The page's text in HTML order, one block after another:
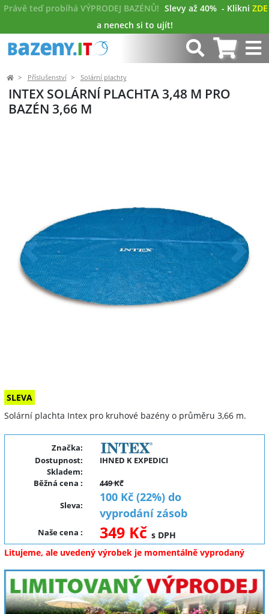
Právě teď probíhá VÝPRODEJ BAZÉNŮ! Slevy až 40% - Klikni ZDE
a nenech si to ujít!
Příslušenství Solární plachty
INTEX SOLÁRNÍ PLACHTA 3,48 M PRO
BAZÉN 3,66 M
Předchozí Další
SLEVA
Solární plachta Intex pro kruhové bazény o průměru 3,66 m.
Značka:
Dostupnost:
IHNED K EXPEDICI
Skladem:
Běžná cena : 449 Kč
Sleva:
100 Kč (22%) do
vyprodání zásob
Naše cena : 349 Kč s DPH
Litujeme, ale uvedený výrobek je momentálně vyprodaný